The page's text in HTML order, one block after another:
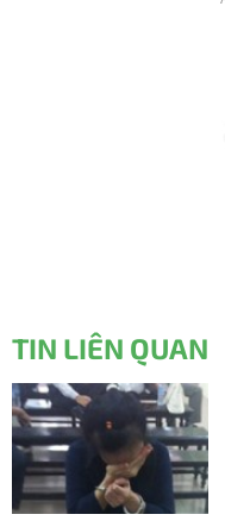
TIN LIÊN QUAN